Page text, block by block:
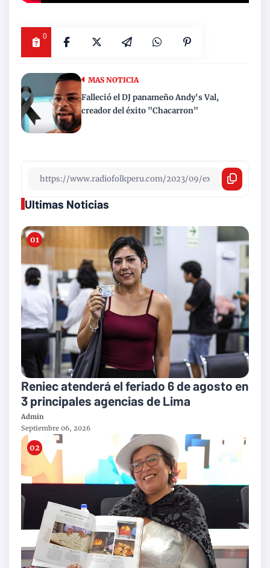
0
MAS NOTICIA
Falleció el DJ panameño Andy's Val,
creador del éxito "Chacarron"
Ultimas Noticias
Reniec atenderá el feriado 6 de agosto en
3 principales agencias de Lima
Admin
Septiembre 06, 2026